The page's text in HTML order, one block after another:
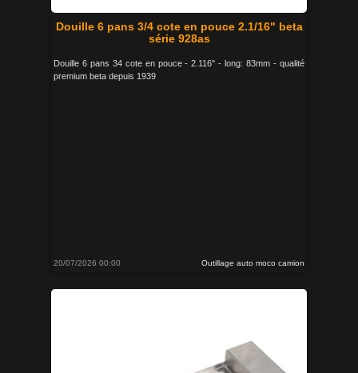
Douille 6 pans 3/4 cote en pouce 2.1/16" beta
série 928as
Douille 6 pans 34 cote en pouce - 2.116" - long: 83mm - qualité
premium beta depuis 1939
20/07/2026 00:00 Outillage auto moco camion